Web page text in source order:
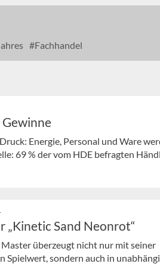
Fachhandel
Gewinne
Energie, Personal und Ware
69 % der vom HDE befragten
„Kinetic Sand Neonrot“
überzeugt nicht nur mit seiner
Spielwert, sondern auch in